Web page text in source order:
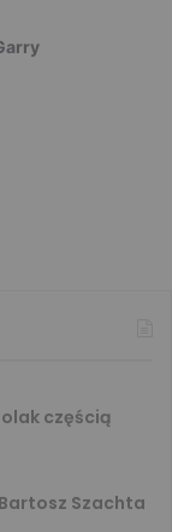
częścią
Szachta